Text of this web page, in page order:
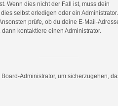
Wenn dies nicht der Fall ist, muss dein
selbst erledigen oder ein
prüfe, ob du deine E-Mail-
kontaktiere einen Administrator.
Administrator, um sicherzugehen,